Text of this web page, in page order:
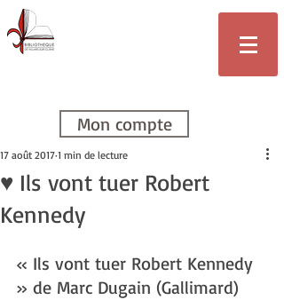
Mon compte
♥ Ils vont tuer Robert
Kennedy
17 août 2017 1 min de lecture
« Ils vont tuer Robert Kennedy
» de Marc Dugain (Gallimard)